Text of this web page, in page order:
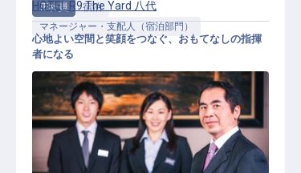
正社員
宿泊
マネージャー・支配人（宿泊部門）
HOTEL R9 The Yard 八代
心地よい空間と笑顔をつなぐ、おもてなしの指揮
者になる